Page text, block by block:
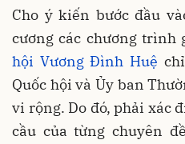
Cho ý kiến bước đầu
cương các chương trình
hội Vương Đình Huệ
Quốc hội và Ủy ban
vi rộng. Do đó, phải xác
cầu của từng chuyên